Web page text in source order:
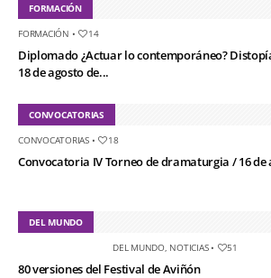
FORMACIÓN
FORMACIÓN • 14
Diplomado ¿Actuar lo contemporáneo?
18 de agosto de...
CONVOCATORIAS
CONVOCATORIAS• 18
Convocatoria IV Torneo de dramaturgia / 16 de
DEL MUNDO
DEL MUNDO, NOTICIAS• 51
80 versiones del Festival de Aviñón